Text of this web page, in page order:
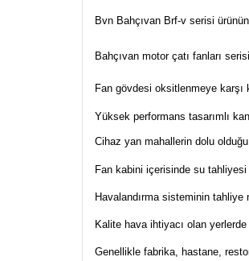
Bvn Bahçıvan Brf-v serisi
Bahçıvan motor çatı fanları
Fan gövdesi oksitlenmeye karşı
Yüksek performans tasarımlı
Cihaz yan mahallerin dolu
Fan kabini içerisinde su tahliyesi
Havalandırma sisteminin tahliye
Kalite hava ihtiyacı olan
Genellikle fabrika, hastane,